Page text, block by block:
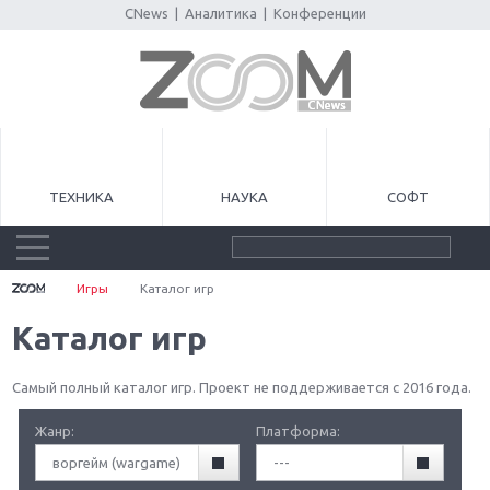
CNews Аналитика Конференции
ТЕХНИКА НАУКА СОФТ
Игры Каталог игр
Каталог игр
Самый полный каталог игр. Проект не поддерживается с 2016 года.
Жанр:
воргейм (wargame)
Платформа:
---